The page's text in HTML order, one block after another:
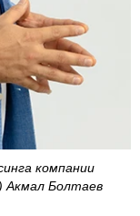
компании
Акмал Болтаев